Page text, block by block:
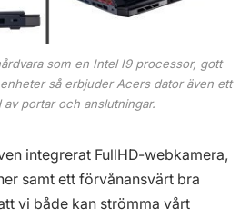
som en Intel I9 processor, gott
så erbjuder Acers dator även ett
portar och anslutningar.
integrerat FullHD-webkamera,
samt ett förvånansvärt bra
vi både kan strömma vårt